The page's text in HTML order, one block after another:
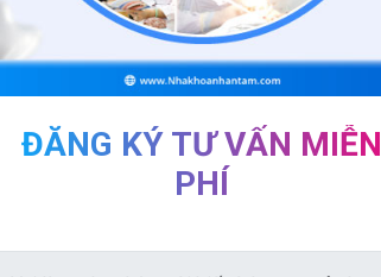
ĐĂNG KÝ TƯ VẤN MIỄN
PHÍ